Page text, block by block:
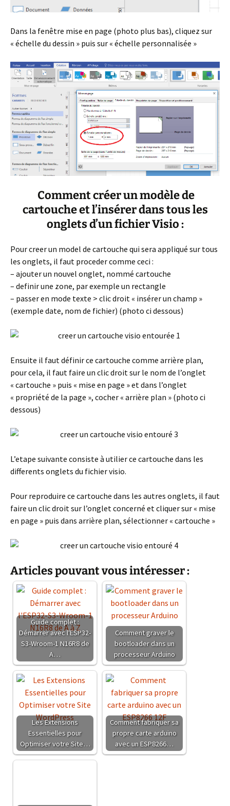
Dans la fenêtre mise en page (photo plus bas), cliquez sur
« échelle du dessin » puis sur « échelle personnalisée »
Comment créer un modèle de
cartouche et l’insérer dans tous les
onglets d’un fichier Visio :
Pour creer un model de cartouche qui sera appliqué sur tous
les onglets, il faut proceder comme ceci :
– ajouter un nouvel onglet, nommé cartouche
– definir une zone, par exemple un rectangle
– passer en mode texte > clic droit « insérer un champ »
(exemple date, nom de fichier) (photo ci dessous)
Ensuite il faut définir ce cartouche comme arrière plan,
pour cela, il faut faire un clic droit sur le nom de l’onglet
« cartouche » puis « mise en page » et dans l’onglet
« propriété de la page », cocher « arrière plan » (photo ci
dessous)
L’etape suivante consiste à utilier ce cartouche dans les
differents onglets du fichier visio.
Pour reproduire ce cartouche dans les autres onglets, il faut
faire un clic droit sur l’onglet concerné et cliquer sur « mise
en page » puis dans arrière plan, sélectionner « cartouche »
Articles pouvant vous intéresser :
Guide complet :
Démarrer avec l'ESP32-
S3-Wroom-1 N16R8 de
A…
Comment graver le
bootloader dans un
processeur Arduino
Les Extensions
Essentielles pour
Optimiser votre Site…
Comment fabriquer sa
propre carte arduino
avec un ESP8266…